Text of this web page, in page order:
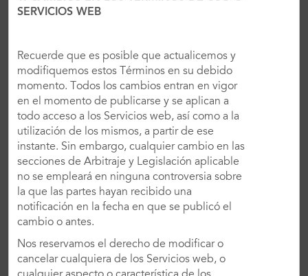
de eventos coordinará cuidadosamente todos los
SERVICIOS WEB
Recuerde que es posible que actualicemos y
modifiquemos estos Términos en su debido
momento. Todos los cambios entran en vigor
en el momento de publicarse y se aplican a
todo acceso a los Servicios web, así como a la
utilización de los mismos, a partir de ese
instante. Sin embargo, cualquier cambio en las
secciones de Arbitraje y Legislación aplicable
no se empleará en ninguna controversia sobre
la que las partes hayan recibido una
notificación en la fecha en que se publicó el
cambio o antes.
Nos reservamos el derecho de modificar o
cancelar cualquiera de los Servicios web, o